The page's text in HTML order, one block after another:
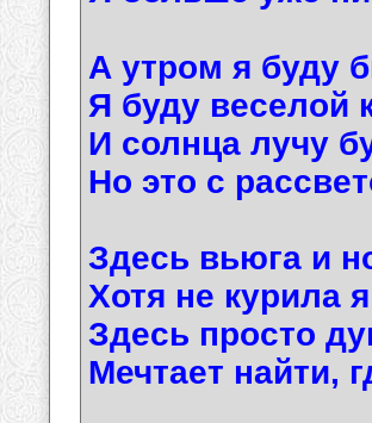
А утром я буду
Я буду веселой
И солнца лучу
Но это с
Здесь вьюга и
Хотя не курила
Здесь просто
Мечтает найти,